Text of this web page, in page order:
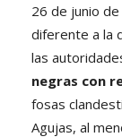
26 de junio
diferente a la
las
negras con
fosas
Agujas, al